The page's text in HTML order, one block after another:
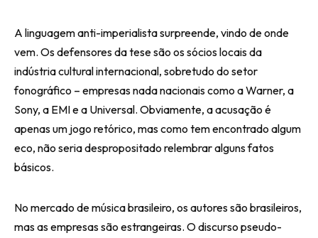
A linguagem anti-imperialista surpreende, vindo de onde
vem. Os defensores da tese são os sócios locais da
indústria cultural internacional, sobretudo do setor
fonográfico – empresas nada nacionais como a Warner, a
Sony, a EMI e a Universal. Obviamente, a acusação é
apenas um jogo retórico, mas como tem encontrado algum
eco, não seria despropositado relembrar alguns fatos
básicos.
No mercado de música brasileiro, os autores são brasileiros,
mas as empresas são estrangeiras. O discurso pseudo-